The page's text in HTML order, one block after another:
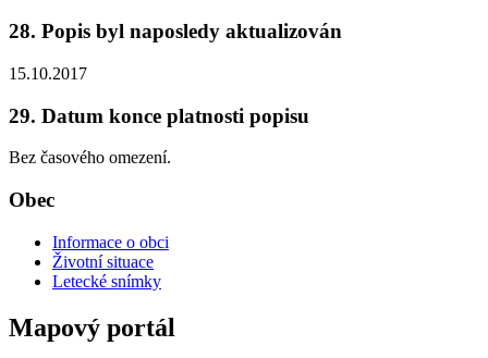
28. Popis byl naposledy aktualizován
15.10.2017
29. Datum konce platnosti popisu
Bez časového omezení.
Obec
Informace o obci
Životní situace
Letecké snímky
Mapový portál